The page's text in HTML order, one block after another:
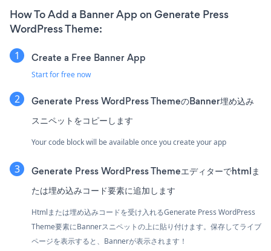
How To Add a Banner App on Generate Press
WordPress Theme:
Create a Free Banner App
Start for free now
Generate Press WordPress ThemeのBanner埋め込み
スニペットをコピーします
Your code block will be available once you create your app
Generate Press WordPress Themeエディターでhtmlま
たは埋め込みコード要素に追加します
Htmlまたは埋め込みコードを受け入れるGenerate Press WordPress
Theme要素にBannerスニペットの上に貼り付けます。保存してライブ
ページを表示すると、Bannerが表示されます！